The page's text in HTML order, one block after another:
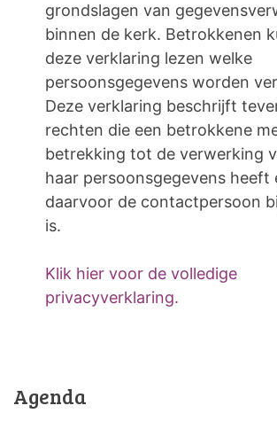
grondslagen van
binnen de kerk. Betrokkenen
deze verklaring lezen welke
persoonsgegevens worden
Deze verklaring beschrijft
rechten die een betrokkene
betrekking tot de verwerking
haar persoonsgegevens heeft
daarvoor de contactpersoon
is.
Klik hier voor de volledige
privacyverklaring.
Agenda